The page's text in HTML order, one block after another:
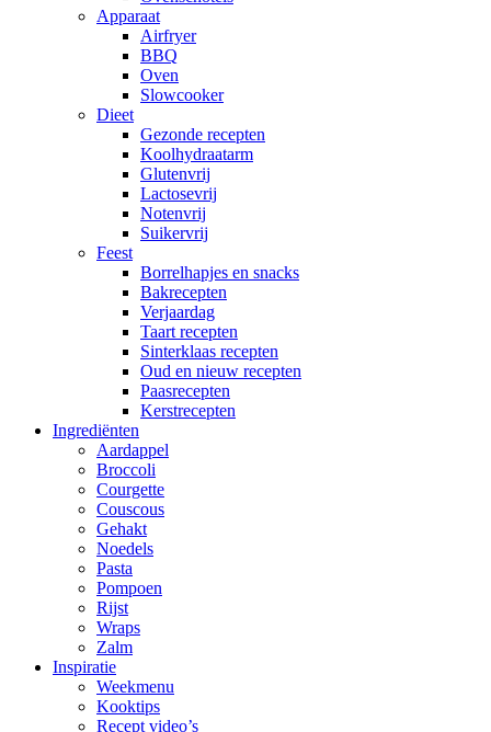
Apparaat
Airfryer
BBQ
Oven
Slowcooker
Dieet
Gezonde recepten
Koolhydraatarm
Glutenvrij
Lactosevrij
Notenvrij
Suikervrij
Feest
Borrelhapjes en snacks
Bakrecepten
Verjaardag
Taart recepten
Sinterklaas recepten
Oud en nieuw recepten
Paasrecepten
Kerstrecepten
Ingrediënten
Aardappel
Broccoli
Courgette
Couscous
Gehakt
Noedels
Pasta
Pompoen
Rijst
Wraps
Zalm
Inspiratie
Weekmenu
Kooktips
Recept video’s